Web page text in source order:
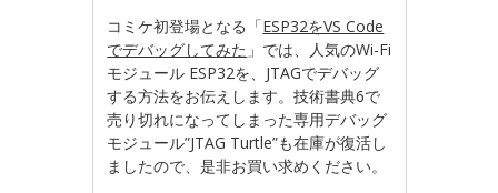
コミケ初登場となる「ESP32をVS Code
でデバッグしてみた 」では、人気のWi-Fi
モジュール ESP32を、JTAGでデバッグ
する方法をお伝えします。技術書典6で
売り切れになってしまった専用デバッグ
モジュール”JTAG Turtle”も在庫が復活し
ましたので、是非お買い求めください。